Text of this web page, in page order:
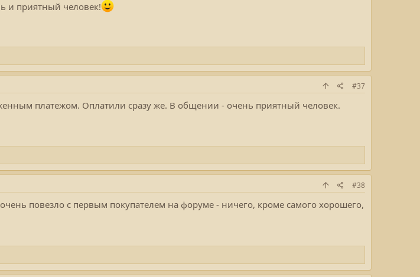
и приятный человек!
#37
платежом. Оплатили сразу же. В общении - очень приятный человек.
#38
повезло с первым покупателем на форуме - ничего, кроме самого хорошего,